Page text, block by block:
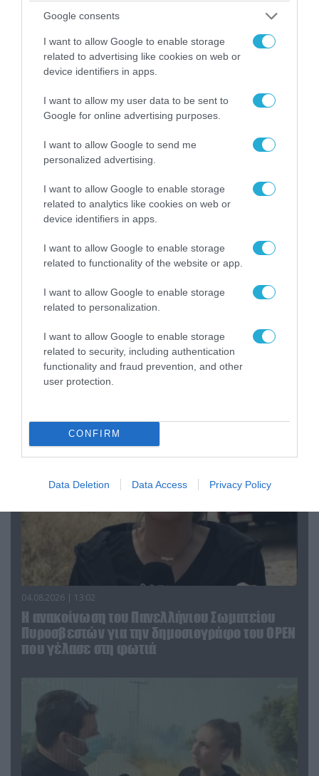
Google consents
I want to allow Google to enable storage
related to advertising like cookies on web or
device identifiers in apps.
I want to allow my user data to be sent to
Google for online advertising purposes.
I want to allow Google to send me
personalized advertising.
I want to allow Google to enable storage
related to analytics like cookies on web or
device identifiers in apps.
I want to allow Google to enable storage
related to functionality of the website or app.
I want to allow Google to enable storage
related to personalization.
I want to allow Google to enable storage
related to security, including authentication
functionality and fraud prevention, and other
user protection.
CONFIRM
Data Deletion Data Access Privacy Policy
06.08.2026 | 09:03
«Οι εντελώς αθώοι»: Η ανάρτηση του Αρκά για
τα ζώα που χάθηκαν στις πυρκαγιές της
Αττικής (φωτο)
04.08.2026 | 15:02
Αυτή την ώρα το τελευταίο «αντίο» στον πρώην
04.08.2026 | 13:02
Η ανακοίνωση του Πανελλήνιου Σωματείου
Πυροσβεστών για την δημοσιογράφο του OPEN
που γέλασε στη φωτιά